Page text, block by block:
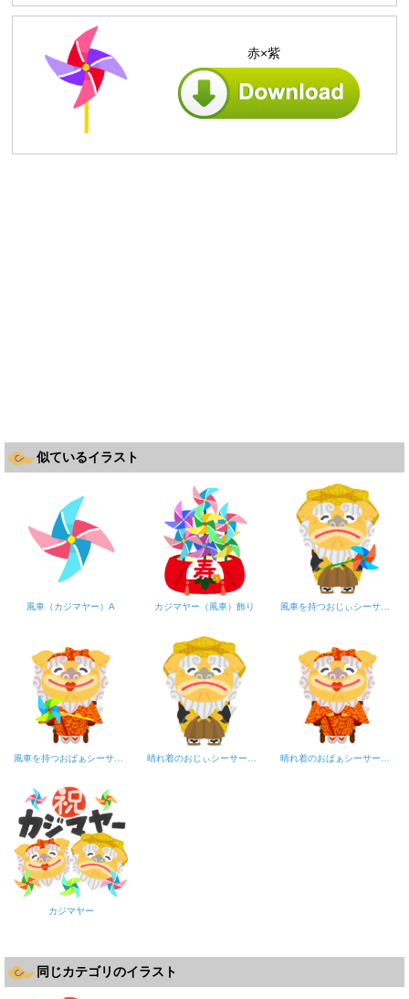
赤×紫
似ているイラスト
風車（カジマヤー）A カジマヤー（風車）飾り 風車を持つおじぃシーサー（カジマヤー）
風車を持つおばぁシーサー（カジマヤー） 晴れ着のおじぃシーサー（カジマヤー） 晴れ着のおばぁシーサー（カジマヤー）
カジマヤー
同じカテゴリのイラスト